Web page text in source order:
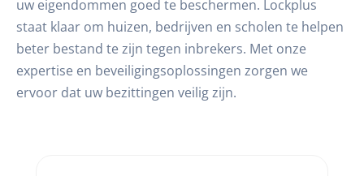
uw eigendommen goed te beschermen. Lockplus
staat klaar om huizen, bedrijven en scholen te helpen
beter bestand te zijn tegen inbrekers. Met onze
expertise en beveiligingsoplossingen zorgen we
ervoor dat uw bezittingen veilig zijn.